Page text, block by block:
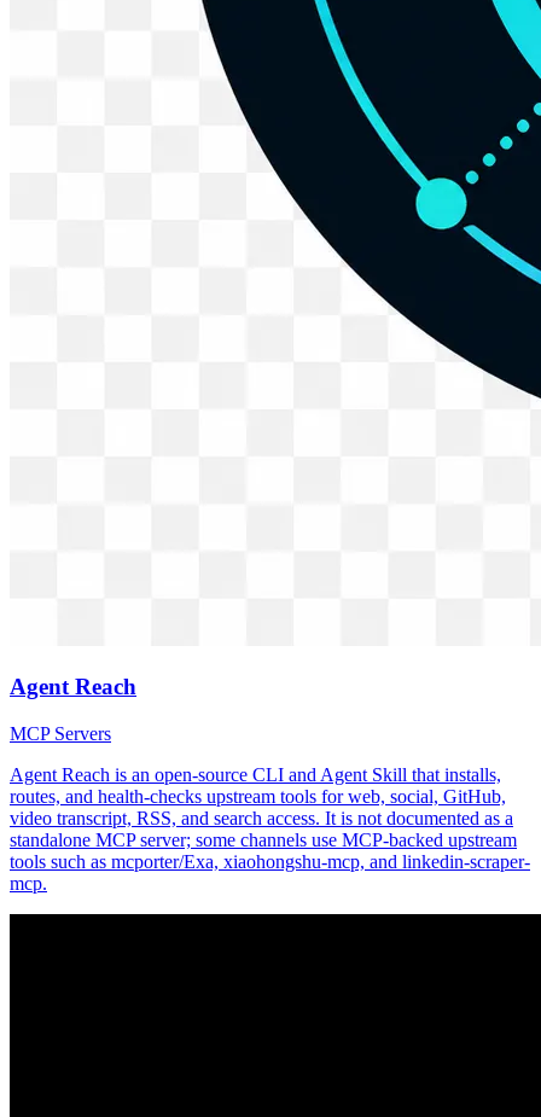
Agent Reach
MCP Servers
Agent Reach is an open-source CLI and Agent Skill that installs,
routes, and health-checks upstream tools for web, social, GitHub,
video transcript, RSS, and search access. It is not documented as a
standalone MCP server; some channels use MCP-backed upstream
tools such as mcporter/Exa, xiaohongshu-mcp, and linkedin-scraper-
mcp.